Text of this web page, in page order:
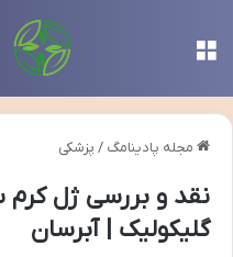
مجله پادینامگ / پزشکی
نقد و بررسی ژل
گلیکولیک | آبرسان